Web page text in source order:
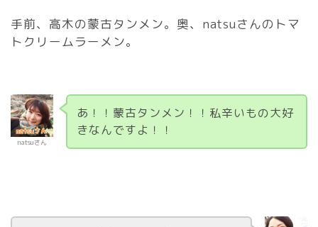
手前、高木の蒙古タンメン。奥、natsuさんのトマ
トクリームラーメン。
natsuさん
あ！！蒙古タンメン！！私辛いもの大好
きなんですよ！！